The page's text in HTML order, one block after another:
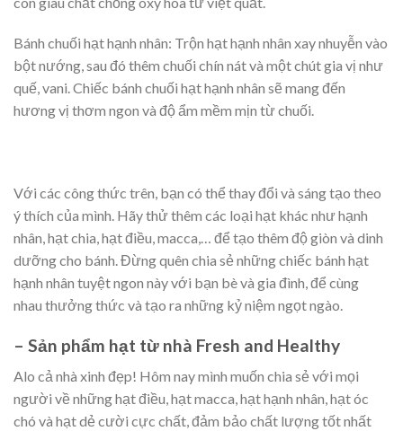
Bánh chuối hạt hạnh nhân: Trộn hạt hạnh nhân xay nhuyễn vào
bột nướng, sau đó thêm chuối chín nát và một chút gia vị như
quế, vani. Chiếc bánh chuối hạt hạnh nhân sẽ mang đến
hương vị thơm ngon và độ ẩm mềm mịn từ chuối.
Với các công thức trên, bạn có thể thay đổi và sáng tạo theo
ý thích của mình. Hãy thử thêm các loại hạt khác như hạnh
nhân, hạt chia, hạt điều, macca,… để tạo thêm độ giòn và dinh
dưỡng cho bánh. Đừng quên chia sẻ những chiếc bánh hạt
hạnh nhân tuyệt ngon này với bạn bè và gia đình, để cùng
nhau thưởng thức và tạo ra những kỷ niệm ngọt ngào.
– Sản phẩm hạt từ nhà Fresh and Healthy
Alo cả nhà xinh đẹp! Hôm nay mình muốn chia sẻ với mọi
người về những hạt điều, hạt macca, hạt hạnh nhân, hạt óc
chó và hạt dẻ cười cực chất, đảm bảo chất lượng tốt nhất